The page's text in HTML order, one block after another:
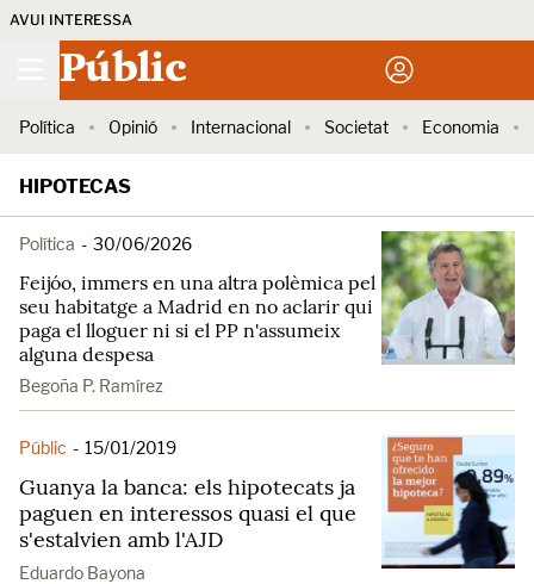
AVUI INTERESSA
Públic
Política Opinió Internacional Societat Economia
HIPOTECAS
Política - 30/06/2026
Feijóo, immers en una altra polèmica pel
seu habitatge a Madrid en no aclarir qui
paga el lloguer ni si el PP n'assumeix
alguna despesa
Begoña P. Ramírez
Públic - 15/01/2019
Guanya la banca: els hipotecats ja
paguen en interessos quasi el que
s'estalvien amb l'AJD
Eduardo Bayona